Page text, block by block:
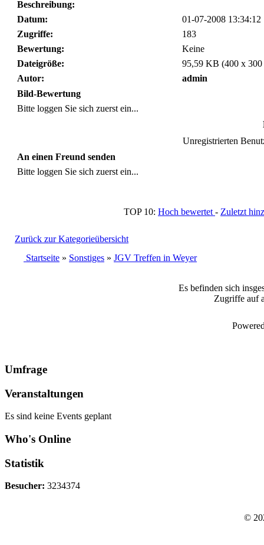
Beschreibung:
Datum:
01-07-2008 13:34:12
Zugriffe:
183
Bewertung:
Keine
Dateigröße:
95,59 KB (400 x
Autor:
admin
Bild-Bewertung
Bitte loggen Sie sich zuerst ein...
Unregistrierten
An einen Freund senden
Bitte loggen Sie sich zuerst ein...
TOP 10: Hoch bewertet - Zuletzt
Zurück zur Kategorieübersicht
Startseite » Sonstiges » JGV Treffen in Weyer
Es befinden sich
Zugriffe auf
Umfrage
Veranstaltungen
Es sind keine Events geplant
Who's Online
Statistik
Besucher: 3234374
©